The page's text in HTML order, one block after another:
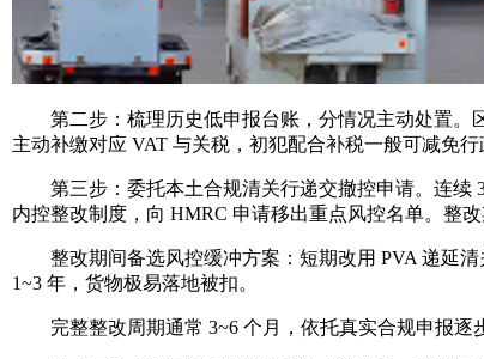
第二步：梳理历史低申报台账，分情况主动处置。区
主动补缴对应 VAT 与关税，初犯配合补税一般可减免
第三步：委托本土合规清关行递交撤控申请。连续
内控整改制度，向 HMRC 申请移出重点风控名单。整
整改期间备选风控缓冲方案：短期改用 PVA 递延清
1~3 年，货物极易落地被扣。
完整整改周期通常 3~6 个月，依托真实合规申报逐